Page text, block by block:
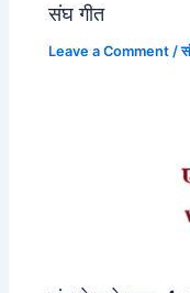
संघ गीत
Leave a Comment /